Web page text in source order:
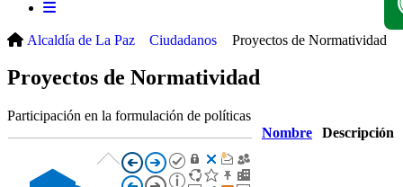
Alcaldía de La Paz Ciudadanos Proyectos de Normatividad
Proyectos de Normatividad
Participación en la formulación de políticas​
Nombre
Descripción